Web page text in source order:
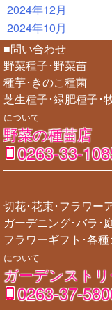
2024年12月
2024年10月
■問い合わせ
野菜種子･野菜苗
種芋･きのこ種菌
芝生種子･緑肥種子･
について
野菜の種苗店
0263-33-
切花･花束･フラワー
ガーデニング･バラ･
フラワーギフト･各
について
ガーデンストリ
0263-37-